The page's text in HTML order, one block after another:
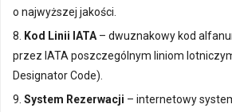
o najwyższej jakości.
8. Kod Linii IATA– dwuznakowy kod
przez IATA poszczególnym liniom
Designator Code).
9. System Rezerwacji – internetowy